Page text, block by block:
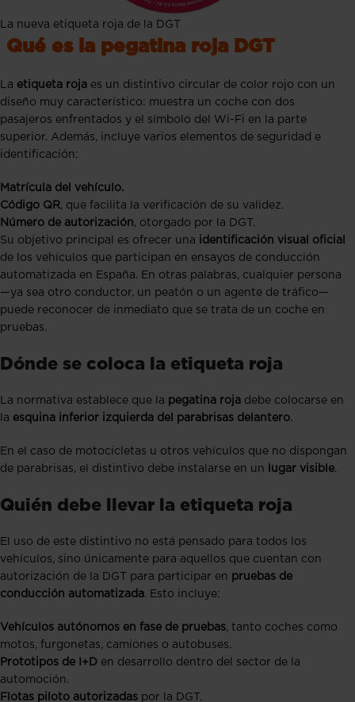
La nueva etiqueta roja de la DGT
Qué es la pegatina roja DGT
La etiqueta roja es un distintivo circular de color rojo con un
diseño muy característico: muestra un coche con dos
pasajeros enfrentados y el símbolo del Wi-Fi en la parte
superior. Además, incluye varios elementos de seguridad e
identificación:
Matrícula del vehículo.
Código QR, que facilita la verificación de su validez.
Número de autorización, otorgado por la DGT.
Su objetivo principal es ofrecer una identificación visual oficial
de los vehículos que participan en ensayos de conducción
automatizada en España. En otras palabras, cualquier persona
—ya sea otro conductor, un peatón o un agente de tráfico—
puede reconocer de inmediato que se trata de un coche en
pruebas.
Dónde se coloca la etiqueta roja
La normativa establece que la pegatina roja debe colocarse en
la esquina inferior izquierda del parabrisas delantero.
En el caso de motocicletas u otros vehículos que no dispongan
de parabrisas, el distintivo debe instalarse en un
lugar visible.
Quién debe llevar la etiqueta roja
El uso de este distintivo no está pensado para todos los
vehículos, sino únicamente para aquellos que cuentan con
autorización de la DGT para participar en pruebas de
conducción automatizada. Esto incluye:
Vehículos autónomos en fase de pruebas, tanto coches como
motos, furgonetas, camiones o autobuses.
Prototipos de I+D en desarrollo dentro del sector de la
automoción.
Flotas piloto autorizadas por la DGT.